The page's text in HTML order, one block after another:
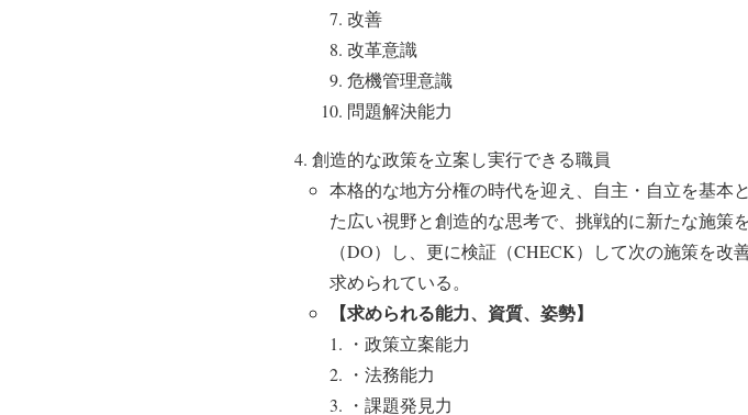
改善
改革意識
危機管理意識
問題解決能力
創造的な政策を立案し実行できる職員
本格的な地方分権の時代を迎え、自主・自立を基本
た広い視野と創造的な思考で、挑戦的に新たな施
（DO）し、更に検証（CHECK）して次の施策を
求められている。
【求められる能力、資質、姿勢】
・政策立案能力
・法務能力
・課題発見力